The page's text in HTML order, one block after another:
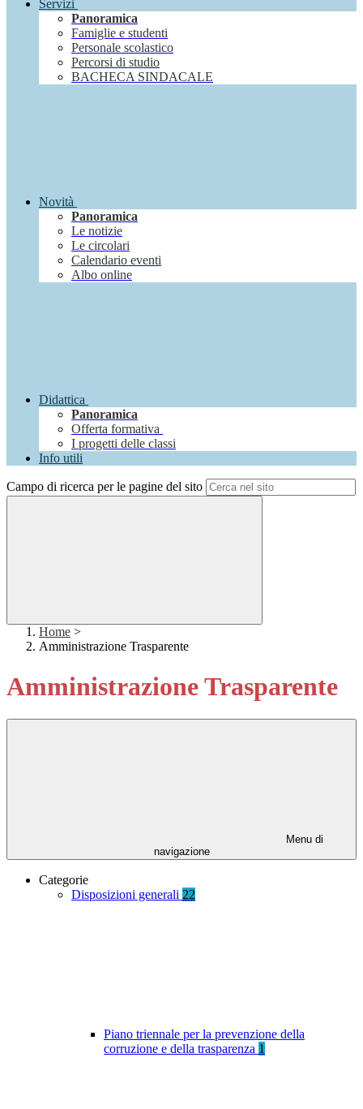
Servizi
Panoramica
Famiglie e studenti
Personale scolastico
Percorsi di studio
BACHECA SINDACALE
Novità
Panoramica
Le notizie
Le circolari
Calendario eventi
Albo online
Didattica
Panoramica
Offerta formativa
I progetti delle classi
Info utili
Campo di ricerca per le pagine del sito
Home >
Amministrazione Trasparente
Amministrazione Trasparente
Menu di
navigazione
Categorie
Disposizioni generali 22
Piano triennale per la prevenzione della
corruzione e della trasparenza 1